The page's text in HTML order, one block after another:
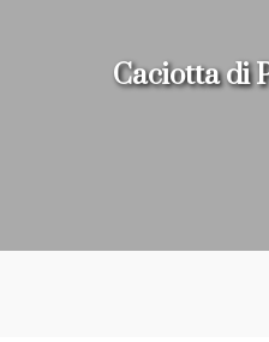
Caciotta di